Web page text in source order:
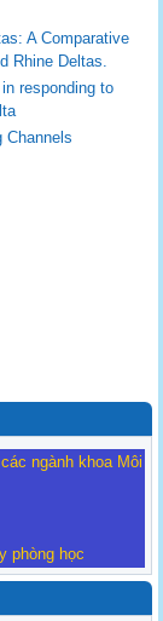
A Comparative
Rhine Deltas.
responding to
Channels
ngành khoa Môi
phòng học